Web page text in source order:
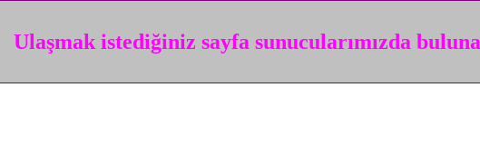
Ulaşmak istediğiniz sayfa sunucularımızda